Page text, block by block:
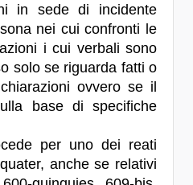
in sede di incidente
nei cui confronti le
i cui verbali sono
solo se riguarda fatti o
ovvero se il
base di specifiche
per uno dei reati
anche se relativi